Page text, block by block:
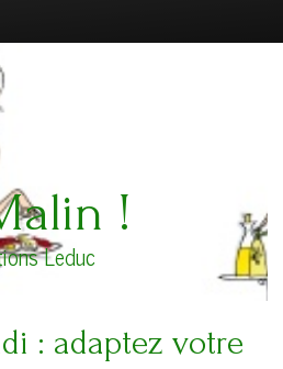
!
Leduc
: adaptez votre